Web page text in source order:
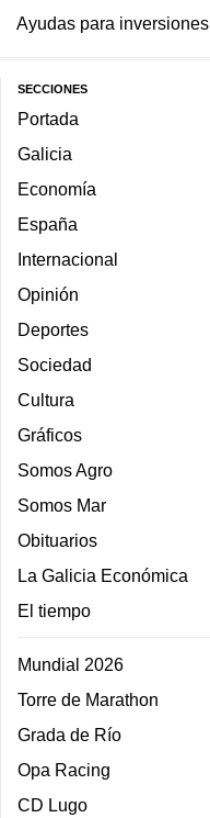
Ayudas para inversiones
SECCIONES
Portada
Galicia
Economía
España
Internacional
Opinión
Deportes
Sociedad
Cultura
Gráficos
Somos Agro
Somos Mar
Obituarios
La Galicia Económica
El tiempo
Mundial 2026
Torre de Marathon
Grada de Río
Opa Racing
CD Lugo